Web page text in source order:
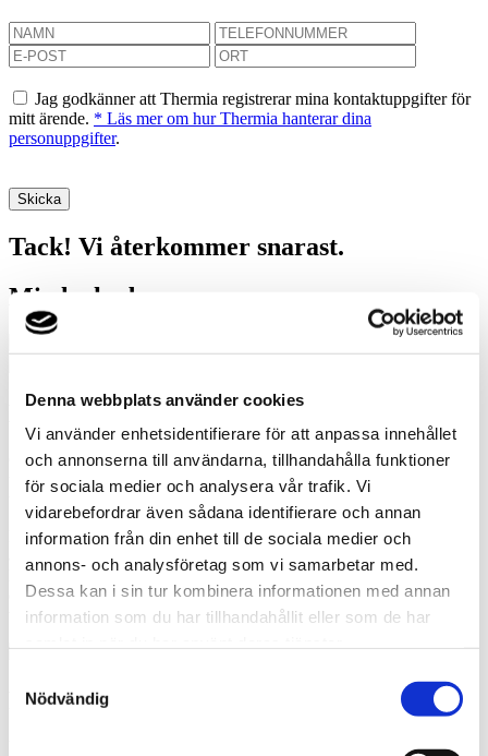
Denna webbplats använder cookies
Vi använder enhetsidentifierare för att anpassa innehållet
och annonserna till användarna, tillhandahålla funktioner
för sociala medier och analysera vår trafik. Vi
vidarebefordrar även sådana identifierare och annan
information från din enhet till de sociala medier och
annons- och analysföretag som vi samarbetar med.
Dessa kan i sin tur kombinera informationen med annan
information som du har tillhandahållit eller som de har
Nödvändig
Jag godkänner att Thermia registrerar mina kontaktuppgifter för
mitt ärende. * Läs mer om hur Thermia hanterar dina
personuppgifter.
Tack! Vi återkommer snarast.
Misslyckades
Luftvärme
Genom att använda en luftvärmepump kan du sänka dina
uppvärmningskostnader. Du slipper borra eller gräva. I stället tar du
upp energi direkt från omgivningsluften med hjälp av en luftmodul.
För att få ett komplett system som täcker hela värmebehovet och
även ger varmvatten krävs att luftvärmepumpen är en så kallad
luft/vatten-värmepump. En luft/luft-värmepump bör endast ses som
ett komplement till annan uppvärmning och klarar inte att producera
varmvatten.
Fördelar med luftvärmepump